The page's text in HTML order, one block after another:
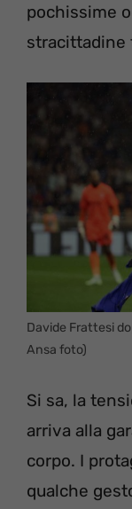
pochissime
stracittadine
Davide Frattesi
Ansa foto)
Si sa, la
arriva alla
corpo. I
qualche